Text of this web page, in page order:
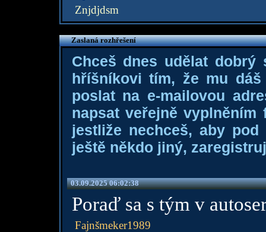
Znjdjdsm
Zaslaná rozhřešení
Chceš dnes udělat dobrý
hříšníkovi tím, že mu
poslat na e-mailovou
napsat veřejně
jestliže nechceš, aby
ještě někdo jiný,
03.09.2025 06:02:38
Poraď sa s tým v
Fajnšmeker1989